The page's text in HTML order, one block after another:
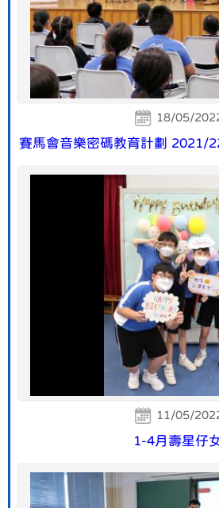
18/05/
賽馬會音樂密碼教育計劃 2021/
11/05/
1-4月壽星仔